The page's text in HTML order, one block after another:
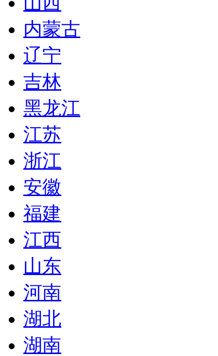
内蒙古
辽宁
吉林
黑龙江
江苏
浙江
安徽
福建
江西
山东
河南
湖北
湖南